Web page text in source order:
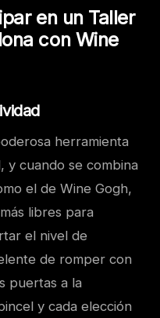
en un Taller
con Wine
herramienta
y cuando se combina
el de Wine Gogh,
libres para
el nivel de
de romper con
puertas a la
y cada elección